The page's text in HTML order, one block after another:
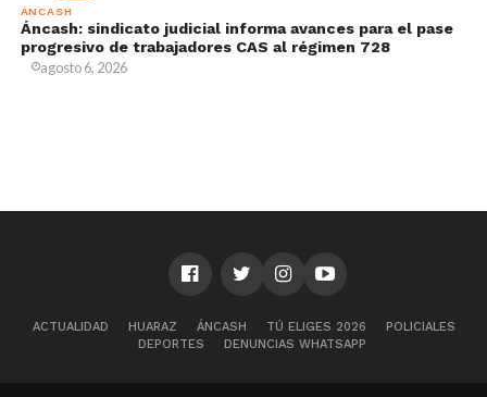
ÁNCASH
Áncash: sindicato judicial informa avances para el pase
progresivo de trabajadores CAS al régimen 728
agosto 6, 2026
ACTUALIDAD HUARAZ ÁNCASH TÚ ELIGES 2026
POLICIALES
DEPORTES
DENUNCIAS WHATSAPP